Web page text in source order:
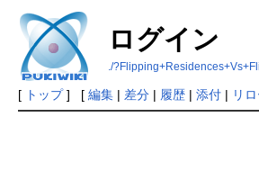
ログイン
./
[ トップ] [ 編集| 差分| 履歴| 添付| リ